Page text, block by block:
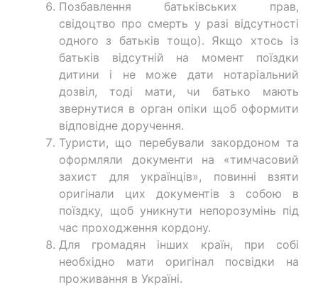
Позбавлення батьківських прав,
свідоцтво про смерть у разі відсутності
одного з батьків тощо). Якщо хтось із
батьків відсутній на момент поїздки
дитини і не може дати нотаріальний
дозвіл, тоді мати, чи батько мають
звернутися в орган опіки щоб оформити
відповідне доручення.
Туристи, що перебували закордоном та
оформляли документи на «тимчасовий
захист для українців», повинні взяти
оригінали цих документів з собою в
поїздку, щоб уникнути непорозумінь під
час проходження кордону.
Для громадян інших країн, при собі
необхідно мати оригінал посвідки на
проживання в Україні.